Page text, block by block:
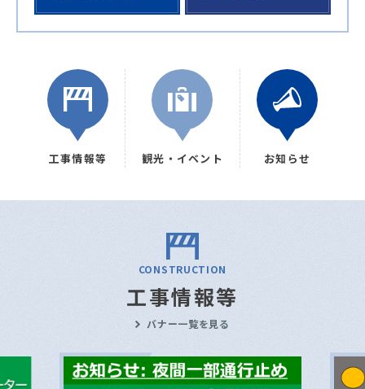
工事情報等 観光・イベント お知らせ
CONSTRUCTION
工事情報等
バナー一覧を見る